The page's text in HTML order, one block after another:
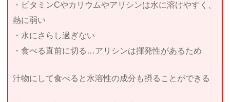
・ビタミンCやカリウムやアリシンは水に溶けやすく、
熱に弱い
・水にさらし過ぎない
・食べる直前に切る…アリシンは揮発性があるため
汁物にして食べると水溶性の成分も摂ることができる